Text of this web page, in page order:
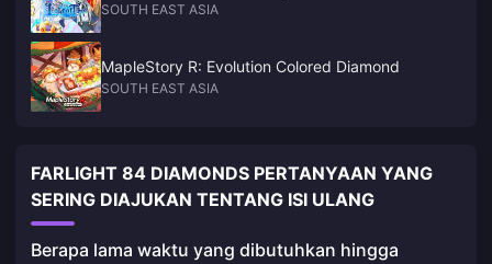
SOUTH EAST ASIA
MapleStory R: Evolution Colored Diamond
SOUTH EAST ASIA
FARLIGHT 84 DIAMONDS PERTANYAAN YANG
SERING DIAJUKAN TENTANG ISI ULANG
Berapa lama waktu yang dibutuhkan hingga